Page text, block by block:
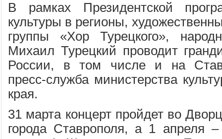
В рамках Президентской
культуры в регионы,
группы «Хор Турецкого»,
Михаил Турецкий проводит
России, в том числе и на
пресс-служба министерства
края.
31 марта концерт пройдет во
города Ставрополя, а 1 апреля